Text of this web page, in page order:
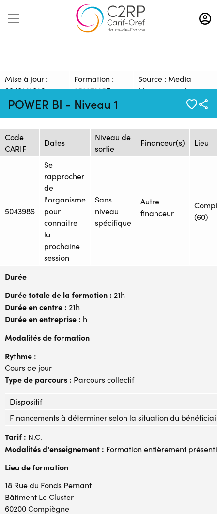
Aller
au
contenu
POWER BI - Niveau 1
Mise à jour :
09/01/2026
Formation :
25227225F
Source : Media
Management
Session de formation
Code
CARIF
Dates
Niveau de
sortie
Financeur(s) Lieu
504398S
Se
rapprocher
de
l'organisme
pour
connaitre
la
prochaine
session
Sans
niveau
spécifique
Autre
financeur
(60)
Durée
Durée totale de la formation : 21h
Durée en centre : 21h
Durée en entreprise : h
Modalités de formation
Rythme :
Cours de jour
Type de parcours : Parcours collectif
Dispositif
Financements à déterminer selon la situation du
Tarif : N.C.
Modalités d'enseignement : Formation entièrement
Lieu de formation
18 Rue du Fonds Pernant
Bâtiment Le Cluster
60200 Compiègne